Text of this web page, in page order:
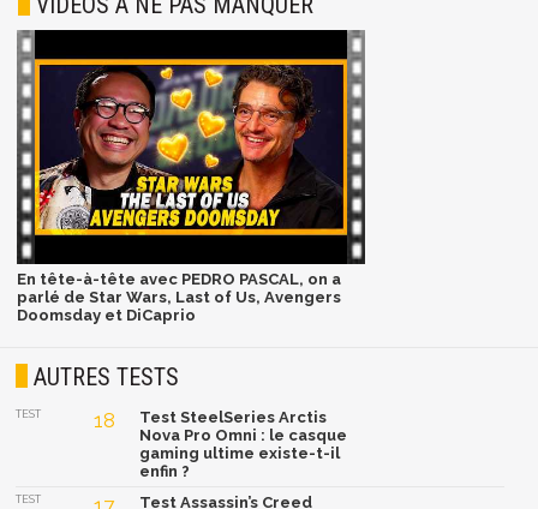
En tête-à-tête avec PEDRO PASCAL, on a
parlé de Star Wars, Last of Us, Avengers
Doomsday et DiCaprio
AUTRES TESTS
TEST 18
Test SteelSeries Arctis
Nova Pro Omni : le casque
gaming ultime existe-t-il
enfin ?
TEST Test Assassin’s Creed